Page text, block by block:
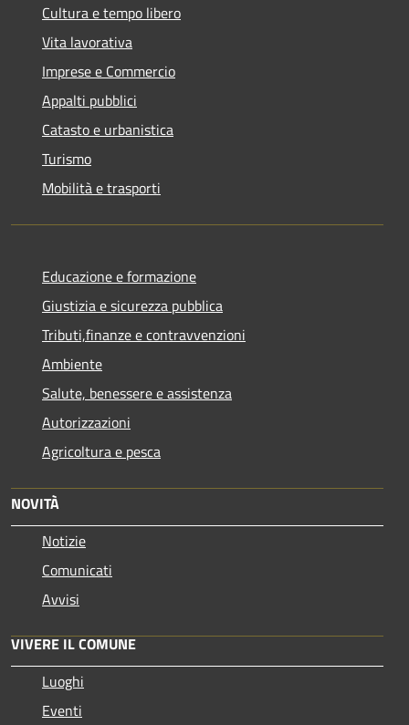
Cultura e tempo libero
Vita lavorativa
Imprese e Commercio
Appalti pubblici
Catasto e urbanistica
Turismo
Mobilità e trasporti
Educazione e formazione
Giustizia e sicurezza pubblica
Tributi,finanze e contravvenzioni
Ambiente
Salute, benessere e assistenza
Autorizzazioni
Agricoltura e pesca
NOVITÀ
Notizie
Comunicati
Avvisi
VIVERE IL COMUNE
Luoghi
Eventi